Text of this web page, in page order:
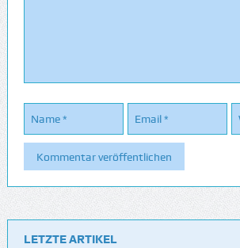
LETZTE ARTIKEL